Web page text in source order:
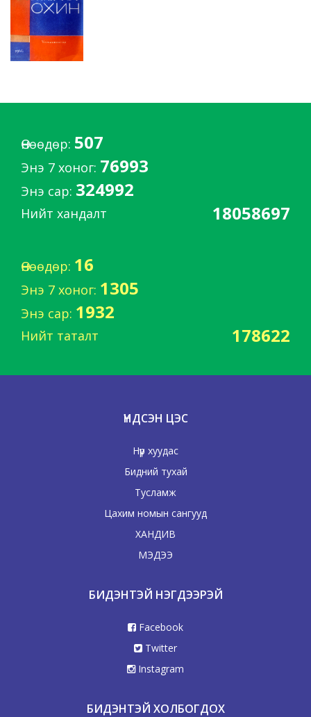
Өнөөдөр: 507
Энэ 7 хоног: 76993
Энэ сар: 324992
Нийт хандалт 18058697
Өнөөдөр: 16
Энэ 7 хоног: 1305
Энэ сар: 1932
Нийт таталт 178622
ҮНДСЭН ЦЭС
Нүүр хуудас
Бидний тухай
Тусламж
Цахим номын сангууд
ХАНДИВ
МЭДЭЭ
БИДЭНТЭЙ НЭГДЭЭРЭЙ
Facebook
Twitter
Instagram
БИДЭНТЭЙ ХОЛБОГДОХ